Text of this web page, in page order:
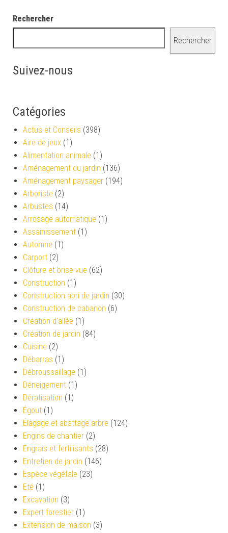
Rechercher
Rechercher
Suivez-nous
Catégories
Actus et Conseils (398)
Aire de jeux (1)
Alimentation animale (1)
Aménagement du jardin (136)
Aménagement paysager (194)
Arboriste (2)
Arbustes (14)
Arrosage automatique (1)
Assainissement (1)
Automne (1)
Carport (2)
Clôture et brise-vue (62)
Construction (1)
Construction abri de jardin (30)
Construction de cabanon (6)
Création d’allée (1)
Création de jardin (84)
Cuisine (2)
Débarras (1)
Débroussaillage (1)
Déneigement (1)
Dératisation (1)
Égout (1)
Élagage et abattage arbre (124)
Engins de chantier (2)
Engrais et fertilisants (28)
Entretien de jardin (146)
Espèce végétale (23)
Eté (1)
Excavation (3)
Expert forestier (1)
Extension de maison (3)